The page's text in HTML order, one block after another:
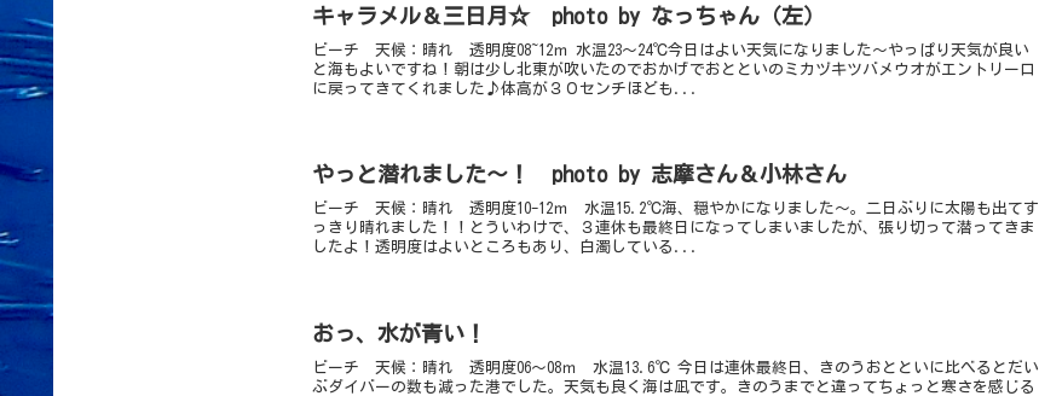
キャラメル＆三日月☆ photo by なっちゃん（左）
ビーチ 天候：晴れ 透明度08~12ｍ 水温23～24℃今日はよい天気になりました～やっぱり天気が良い
と海もよいですね！朝は少し北東が吹いたのでおかげでおとといのミカヅキツバメウオがエントリー口
に戻ってきてくれました♪体高が３０センチほども...
やっと潜れました～！ photo by 志摩さん＆小林さん
ビーチ 天候：晴れ 透明度10-12ｍ 水温15.2℃海、穏やかになりました～。二日ぶりに太陽も出てす
っきり晴れました！！とういわけで、３連休も最終日になってしまいましたが、張り切って潜ってきま
したよ！透明度はよいところもあり、白濁している...
おっ、水が青い！
ビーチ 天候：晴れ 透明度06～08ｍ 水温13.6℃ 今日は連休最終日、きのうおとといに比べるとだい
ぶダイバーの数も減った港でした。天気も良く海は凪です。きのうまでと違ってちょっと寒さを感じる